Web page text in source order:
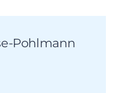
Pohlmann